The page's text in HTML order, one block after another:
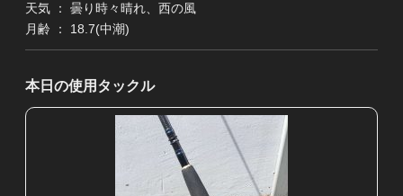
天気 ： 曇り時々晴れ、西の風
月齢 ： 18.7(中潮)
本日の使用タックル